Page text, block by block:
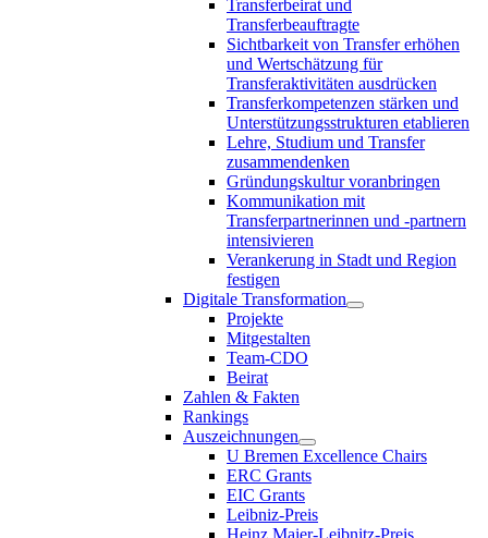
Transferbeirat und
Transferbeauftragte
Sichtbarkeit von Transfer erhöhen
und Wertschätzung für
Transferaktivitäten ausdrücken
Transferkompetenzen stärken und
Unterstützungsstrukturen etablieren
Lehre, Studium und Transfer
zusammendenken
Gründungskultur voranbringen
Kommunikation mit
Transferpartnerinnen und -partnern
intensivieren
Verankerung in Stadt und Region
festigen
Digitale Transformation
Projekte
Mitgestalten
Team-CDO
Beirat
Zahlen & Fakten
Rankings
Auszeichnungen
U Bremen Excellence Chairs
ERC Grants
EIC Grants
Leibniz-Preis
Heinz Maier-Leibnitz-Preis